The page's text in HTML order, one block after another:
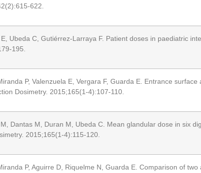
622.
Ubeda C, Gutiérrez-Larraya F. Patient doses in paediatric
195.
P, Valenzuela E, Vergara F, Guarda E. Entrance
Dosimetry. 2015;165(1-4):107-110.
Dantas M, Duran M, Ubeda C. Mean glandular dose in six
2015;165(1-4):115-120.
P, Aguirre D, Riquelme N, Guarda E. Comparison of